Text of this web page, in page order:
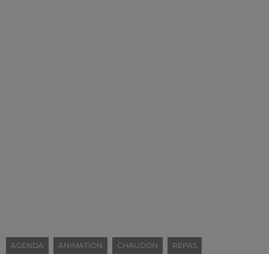
AGENDA ANIMATION CHAUDON REPAS